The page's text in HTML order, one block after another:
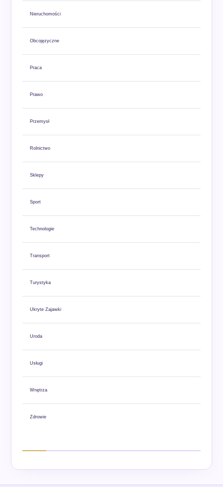
Nieruchomości
Obcojęzyczne
Praca
Prawo
Przemysł
Rolnictwo
Sklepy
Sport
Technologie
Transport
Turystyka
Ukryte Zajawki
Uroda
Usługi
Wnętrza
Zdrowie